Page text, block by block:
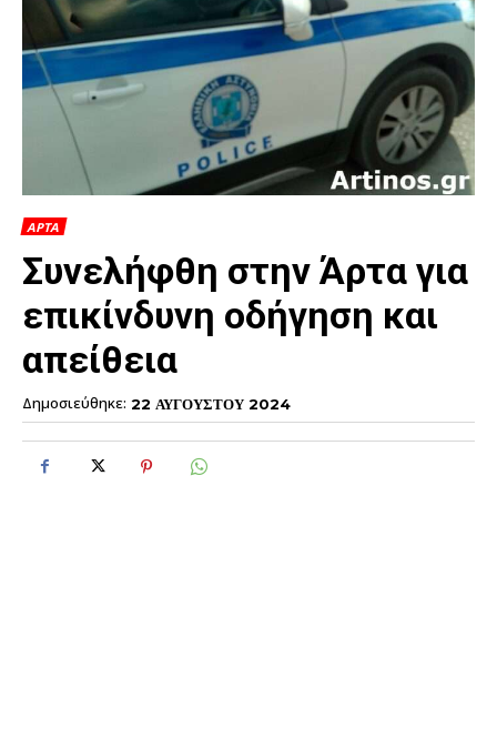
ΑΡΤΑ
Συνελήφθη στην Άρτα για
επικίνδυνη οδήγηση και
απείθεια
Δημοσιεύθηκε: 22 ΑΥΓΟΥΣΤΟΥ 2024